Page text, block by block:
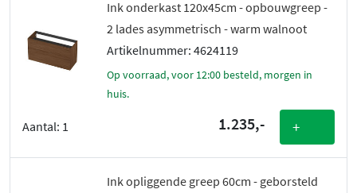
Ink onderkast 120x45cm - opbouwgreep -
2 lades asymmetrisch - warm walnoot
Artikelnummer: 4624119
Op voorraad, voor 12:00 besteld, morgen in
huis.
Aantal: 1 1.235,- +
Ink opliggende greep 60cm - geborsteld